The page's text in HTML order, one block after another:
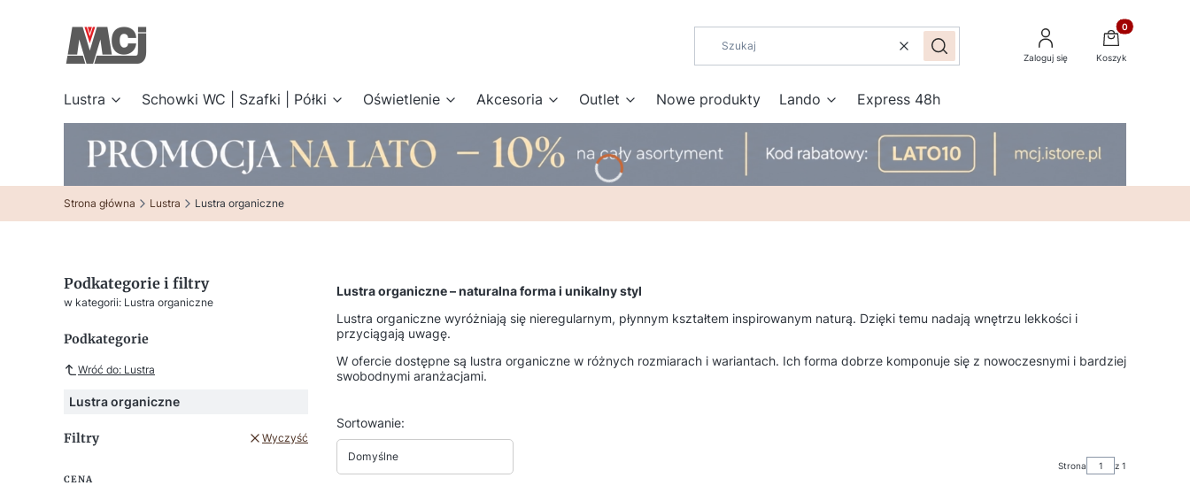
WyczyśćSzukaj Zaloguj się
Produkty w
Koszyk
Lustra Schowki WC | Szafki | Półki Oświetlenie Akcesoria Outlet Nowe produkty Lando Express 48h
Strona główna Lustra Lustra organiczne
Podkategorie i filtry
w kategorii: Lustra organiczne
Podkategorie
Wróć do: Lustra
Lustra organiczne
Filtry Wyczyść
CENA
Lustra organiczne – naturalna forma i unikalny styl
Lustra organiczne wyróżniają się nieregularnym, płynnym kształtem inspirowanym naturą. Dzięki temu nadają wnętrzu lekkości i
przyciągają uwagę.
W ofercie dostępne są lustra organiczne w różnych rozmiarach i wariantach. Ich forma dobrze komponuje się z nowoczesnymi i bardziej
swobodnymi aranżacjami.
Lista produktów
Sortowanie:
Domyślne
Strona z 1